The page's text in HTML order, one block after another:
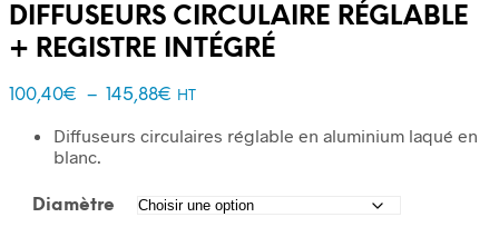
DIFFUSEURS CIRCULAIRE RÉGLABLE
+ REGISTRE INTÉGRÉ
100,40€ – 145,88€ Plage
prix :
145,88€
HT
Diffuseurs circulaires réglable en aluminium laqué en
blanc.
Diamètre